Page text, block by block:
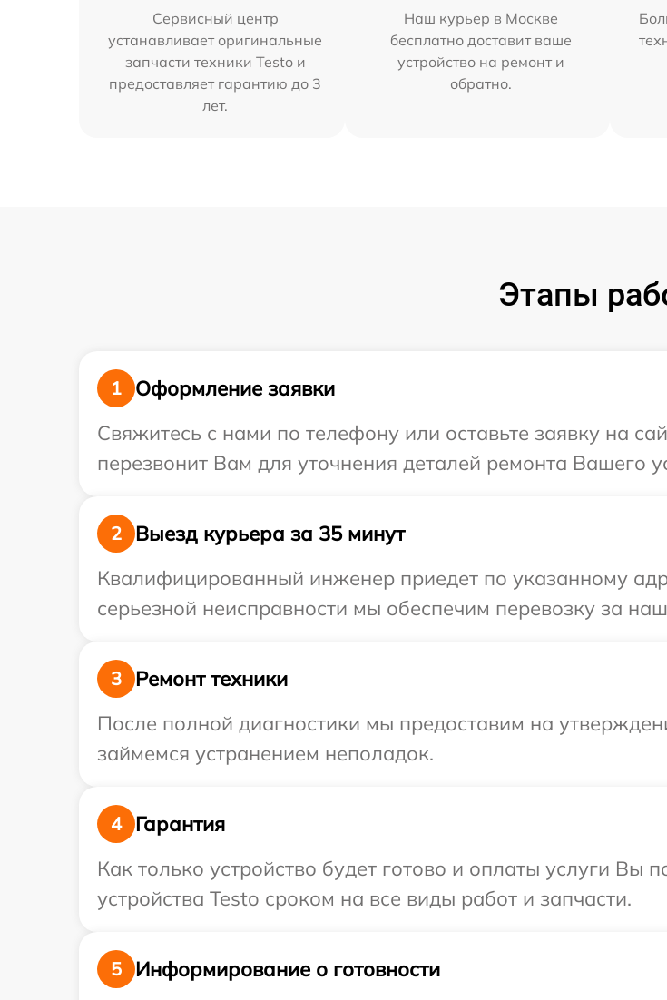
Сервисный центр
устанавливает оригинальные
запчасти техники Testo и
предоставляет гарантию до 3
лет.
Наш курьер в Москве
бесплатно доставит ваше
устройство на ремонт и
обратно.
Этапы
1
Оформление заявки
Свяжитесь с нами по телефону или оставьте заявку на
перезвонит Вам для уточнения деталей ремонта Вашего
2
Выезд курьера за 35 минут
Квалифицированный инженер приедет по указанному
серьезной неисправности мы обеспечим перевозку за
3
Ремонт техники
После полной диагностики мы предоставим на
займемся устранением неполадок.
4
Гарантия
Как только устройство будет готово и оплаты услуги
устройства Testo сроком на все виды работ и запчасти.
5
Информирование о готовности